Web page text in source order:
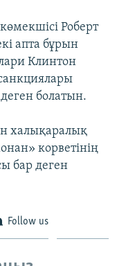
Роберт
апта бұрын
Клинтон
болатын.
халықаралық
корветінің
бар деген
Follow us